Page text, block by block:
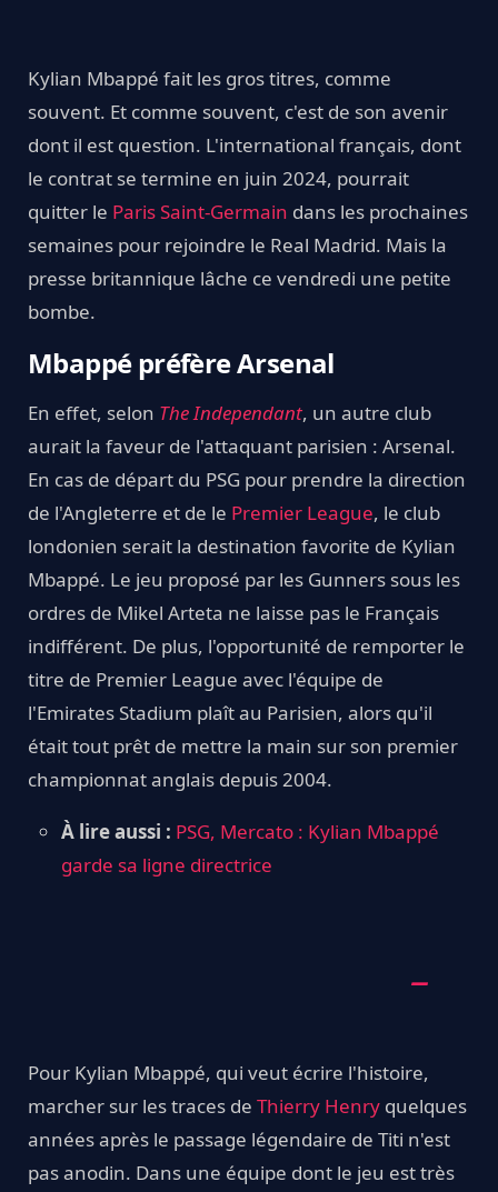
Kylian Mbappé fait les gros titres, comme
souvent. Et comme souvent, c'est de son avenir
dont il est question. L'international français, dont
le contrat se termine en juin 2024, pourrait
quitter le Paris Saint-Germain dans les prochaines
semaines pour rejoindre le Real Madrid. Mais la
presse britannique lâche ce vendredi une petite
bombe.
Mbappé préfère Arsenal
En effet, selon The Independant, un autre club
aurait la faveur de l'attaquant parisien : Arsenal.
En cas de départ du PSG pour prendre la direction
de l'Angleterre et de le Premier League, le club
londonien serait la destination favorite de Kylian
Mbappé. Le jeu proposé par les Gunners sous les
ordres de Mikel Arteta ne laisse pas le Français
indifférent. De plus, l'opportunité de remporter le
titre de Premier League avec l'équipe de
l'Emirates Stadium plaît au Parisien, alors qu'il
était tout prêt de mettre la main sur son premier
championnat anglais depuis 2004.
À lire aussi : PSG, Mercato : Kylian Mbappé
garde sa ligne directrice
Pour Kylian Mbappé, qui veut écrire l'histoire,
marcher sur les traces de Thierry Henry quelques
années après le passage légendaire de Titi n'est
pas anodin. Dans une équipe dont le jeu est très